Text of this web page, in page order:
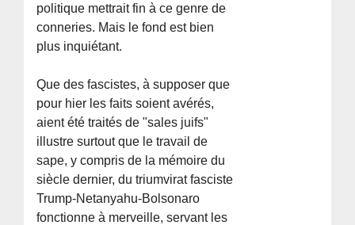
politique mettrait fin à ce genre de
conneries. Mais le fond est bien
plus inquiétant.
Que des fascistes, à supposer que
pour hier les faits soient avérés,
aient été traités de "sales juifs"
illustre surtout que le travail de
sape, y compris de la mémoire du
siècle dernier, du triumvirat fasciste
Trump-Netanyahu-Bolsonaro
fonctionne à merveille, servant les